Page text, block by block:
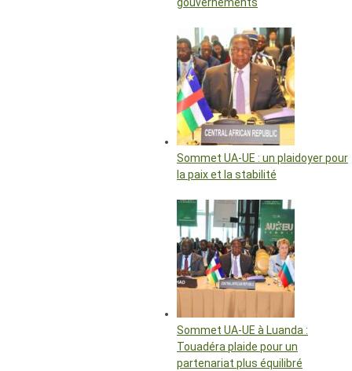
Sommet UA-UE : un plaidoyer pour
la paix et la stabilité
Sommet UA-UE à Luanda :
Touadéra plaide pour un
partenariat plus équilibré